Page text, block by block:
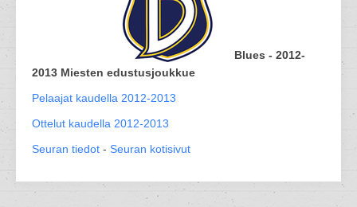
Blues - 2012-
2013 Miesten edustusjoukkue
Pelaajat kaudella 2012-2013
Ottelut kaudella 2012-2013
Seuran tiedot - Seuran kotisivut